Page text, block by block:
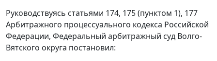
Руководствуясь статьями 174, 175 (пунктом 1), 177
Арбитражного процессуального кодекса Российской
Федерации, Федеральный арбитражный суд Волго-
Вятского округа постановил: